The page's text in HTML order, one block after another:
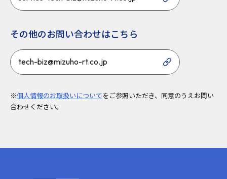
その他のお問い合わせはこちら
tech-biz@mizuho-rt.co.jp
※個人情報のお取扱いについてをご参照いただき、同意のうえお問い
合わせください。